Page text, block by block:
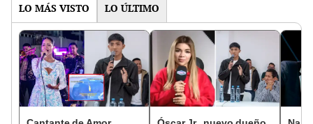
LO MÁS VISTO LO ÚLTIMO